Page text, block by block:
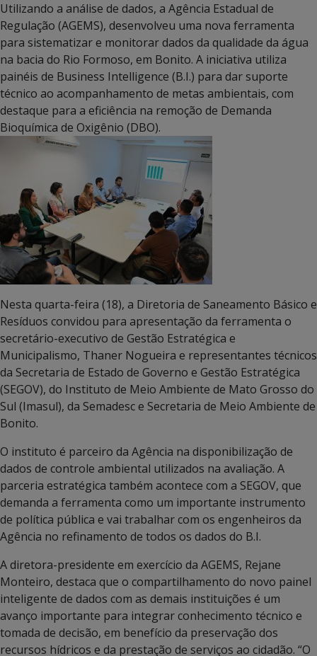
Utilizando a análise de dados, a Agência Estadual de
Regulação (AGEMS), desenvolveu uma nova ferramenta
para sistematizar e monitorar dados da qualidade da água
na bacia do Rio Formoso, em Bonito. A iniciativa utiliza
painéis de Business Intelligence (B.I.) para dar suporte
técnico ao acompanhamento de metas ambientais, com
destaque para a eficiência na remoção de Demanda
Bioquímica de Oxigênio (DBO).
Nesta quarta-feira (18), a Diretoria de Saneamento Básico e
Resíduos convidou para apresentação da ferramenta o
secretário-executivo de Gestão Estratégica e
Municipalismo, Thaner Nogueira e representantes técnicos
da Secretaria de Estado de Governo e Gestão Estratégica
(SEGOV), do Instituto de Meio Ambiente de Mato Grosso do
Sul (Imasul), da Semadesc e Secretaria de Meio Ambiente de
Bonito.
O instituto é parceiro da Agência na disponibilização de
dados de controle ambiental utilizados na avaliação. A
parceria estratégica também acontece com a SEGOV, que
demanda a ferramenta como um importante instrumento
de política pública e vai trabalhar com os engenheiros da
Agência no refinamento de todos os dados do B.I.
A diretora-presidente em exercício da AGEMS, Rejane
Monteiro, destaca que o compartilhamento do novo painel
inteligente de dados com as demais instituições é um
avanço importante para integrar conhecimento técnico e
tomada de decisão, em benefício da preservação dos
recursos hídricos e da prestação de serviços ao cidadão. “O